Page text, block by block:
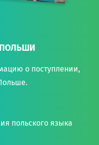
ПОЛЬШИ
о поступлении,
польского языка